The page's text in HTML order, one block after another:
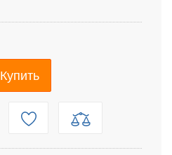
Купить